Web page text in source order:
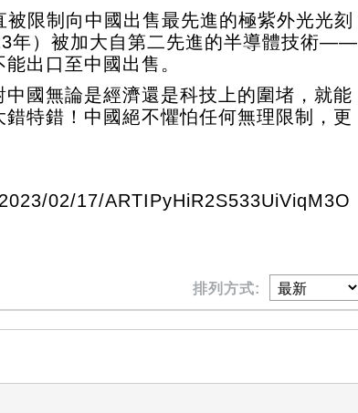
限制向中國出售最先進的極紫外光光刻
年）被加大自第二先進的半導體技術——
出口至中國出售。
國無論是經濟還是科技上的圍堵，就能
特錯！中國絕不懼怕任何無理限制，更
02/17/ARTIPyHiR2S533UiViqM3O
排列方式: